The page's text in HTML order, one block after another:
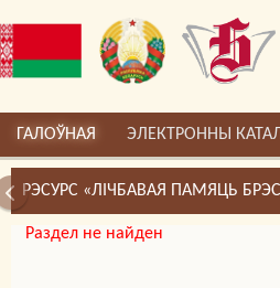
ГАЛОЎНАЯ ЭЛЕКТРОННЫ
РЭСУРС «ЛІЧБАВАЯ ПАМЯЦЬ
Раздел не найден